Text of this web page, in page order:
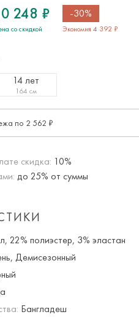
248 ₽
со скидкой
-30%
Экономия 4 392 ₽
14 лет
164 см
по 2 562 ₽
скидка: 10%
до 25% от суммы
22% полиэстер, 3% эластан
Демисезонный
Бангладеш